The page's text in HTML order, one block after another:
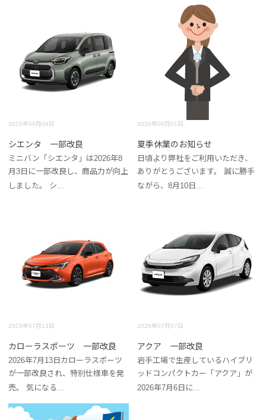
2026年08月04日
シエンタ 一部改良
ミニバン「シエンタ」は2026年8
月3日に一部改良し、商品力が向上
しました。 シ
2026年08月01日
夏季休業のお知らせ
日頃より弊社をご利用いただき、
ありがとうございます。 誠に勝手
ながら、8月10日
2026年07月13日
カローラスポーツ 一部改良
2026年7月13日カローラスポーツ
が一部改良され、特別仕様車を発
売。 気になる
2026年07月07日
アクア 一部改良
岩手工場で生産しているハイブリ
ッドコンパクトカー「アクア」が
2026年7月6日に